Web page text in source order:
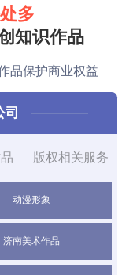
1小时前
1小时前
1小时前
多
知识作品
品保护商业权益
版权相关服务
动漫形象
济南美术作品